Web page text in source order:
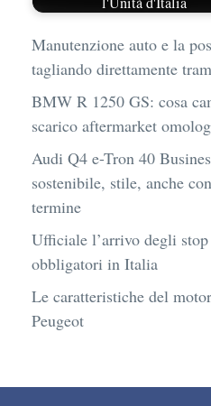
Manutenzione auto e la
tagliando direttamente
BMW R 1250 GS: cosa
scarico aftermarket
Audi Q4 e-Tron 40
sostenibile, stile, anche
termine
Ufficiale l’arrivo degli
obbligatori in Italia
Le caratteristiche del
Peugeot